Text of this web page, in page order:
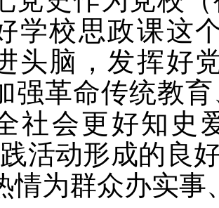
学校思政课这
头脑，发挥好
强革命传统教
社会更好知史
活动形成的良
情为群众办实事